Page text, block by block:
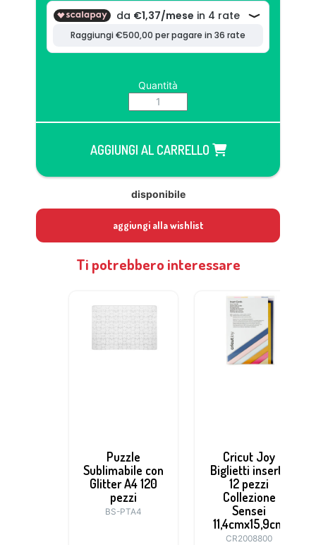
Quantità
AGGIUNGI AL CARRELLO
disponibile
aggiungi alla wishlist
Ti potrebbero interessare
Puzzle
Sublimabile con
Glitter A4 120
pezzi
BS-PTA4
Cricut Joy
Biglietti inserto
12 pezzi
Collezione
Sensei
11,4cmx15,9cm
CR2008800